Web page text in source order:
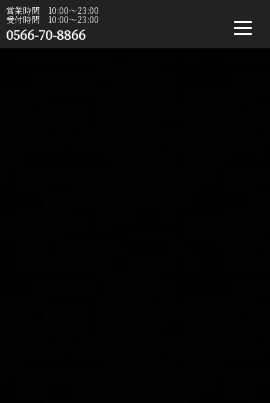
営業時間 10:00〜23:00
受付時間 10:00〜23:00
0566-70-8866